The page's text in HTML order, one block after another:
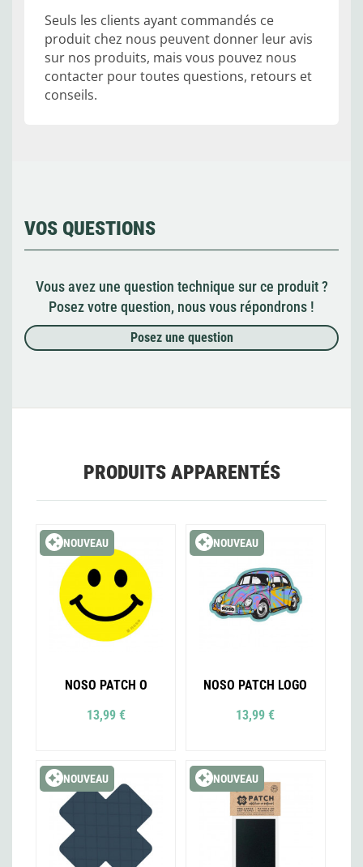
Seuls les clients ayant commandés ce
produit chez nous peuvent donner leur avis
sur nos produits, mais vous pouvez nous
contacter pour toutes questions, retours et
conseils.
VOS QUESTIONS
Vous avez une question technique sur ce produit ?
Posez votre question, nous vous répondrons !
Posez une question
PRODUITS APPARENTÉS
NOUVEAU
NOSO PATCH O
13,99 €
NOUVEAU
NOSO PATCH LOGO
13,99 €
NOUVEAU NOUVEAU